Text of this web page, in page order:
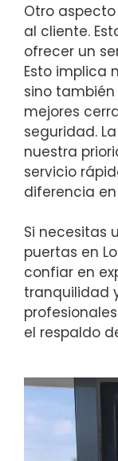
Otro
al cliente.
ofrecer un
Esto implica
sino
mejores
seguridad.
nuestra
servicio
diferencia
Si necesitas
puertas en
confiar en
tranquilidad
el respaldo